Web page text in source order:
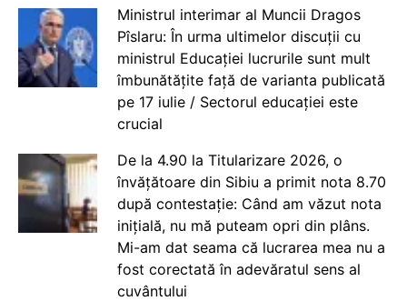
Ministrul interimar al Muncii Dragos
Pîslaru: În urma ultimelor discuții cu
ministrul Educației lucrurile sunt mult
îmbunătățite față de varianta publicată
pe 17 iulie / Sectorul educației este
crucial
De la 4.90 la Titularizare 2026, o
învățătoare din Sibiu a primit nota 8.70
după contestație: Când am văzut nota
inițială, nu mă puteam opri din plâns.
Mi-am dat seama că lucrarea mea nu a
fost corectată în adevăratul sens al
cuvântului